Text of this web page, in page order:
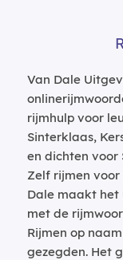
Van Dale
rijmhulp voor
Sinterklaas,
en dichten voor
Zelf rijmen
Dale maakt het
met de
Rijmen op
gezegden. Het